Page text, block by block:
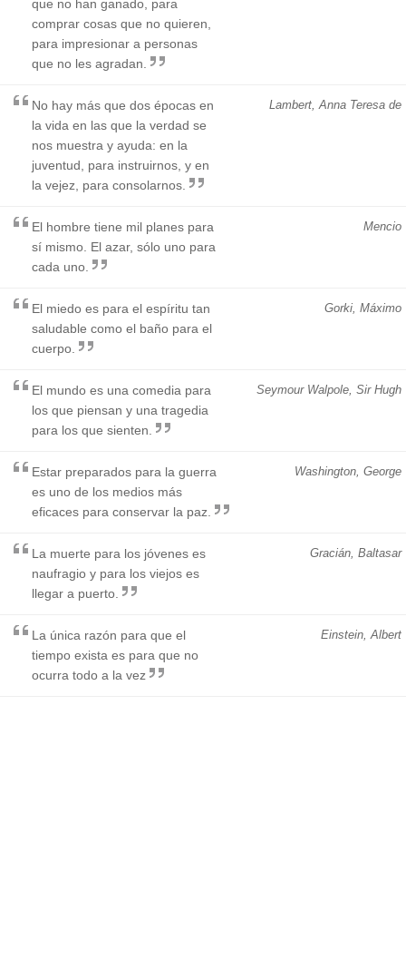
que no han ganado, para
comprar cosas que no quieren,
para impresionar a personas
que no les agradan.
Lambert, Anna Teresa de
No hay más que dos épocas en
la vida en las que la verdad se
nos muestra y ayuda: en la
juventud, para instruirnos, y en
la vejez, para consolarnos.
Mencio
El hombre tiene mil planes para
sí mismo. El azar, sólo uno para
cada uno.
Gorki, Máximo
El miedo es para el espíritu tan
saludable como el baño para el
cuerpo.
Seymour Walpole, Sir Hugh
El mundo es una comedia para
los que piensan y una tragedia
para los que sienten.
Washington, George
Estar preparados para la guerra
es uno de los medios más
eficaces para conservar la paz.
Gracián, Baltasar
La muerte para los jóvenes es
naufragio y para los viejos es
llegar a puerto.
Einstein, Albert
La única razón para que el
tiempo exista es para que no
ocurra todo a la vez